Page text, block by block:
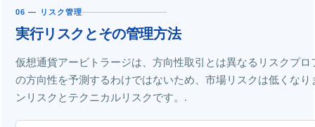
06 — リスク管理
実行リスクとその管理方法
仮想通貨アービトラージは、方向性取引とは異なるリスクプ
の方向性を予測するわけではないため、市場リスクは低くな
ンリスクとテクニカルリスクです。.